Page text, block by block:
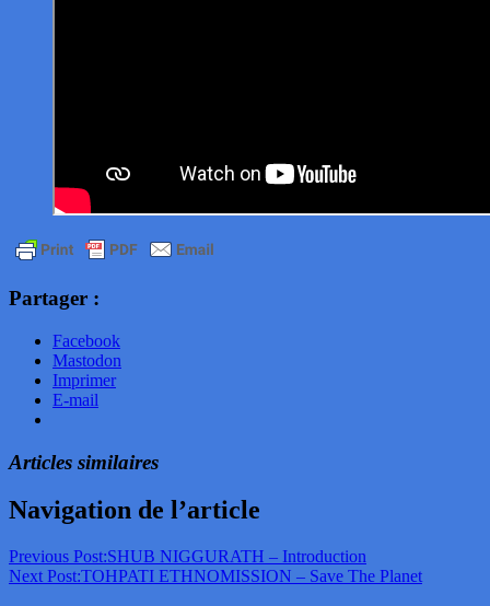
Partager :
Facebook
Mastodon
Imprimer
E-mail
Articles similaires
Navigation de l’article
Previous Post:SHUB NIGGURATH – Introduction
Next Post:TOHPATI ETHNOMISSION – Save The Planet